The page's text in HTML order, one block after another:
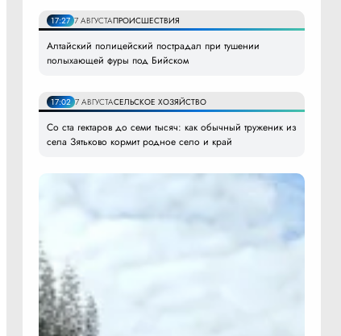
17:27 7 АВГУСТАПРОИСШЕСТВИЯ
Алтайский полицейский пострадал при тушении
полыхающей фуры под Бийском
17:02 7 АВГУСТАСЕЛЬСКОЕ ХОЗЯЙСТВО
Со ста гектаров до семи тысяч: как обычный труженик из
села Зятьково кормит родное село и край